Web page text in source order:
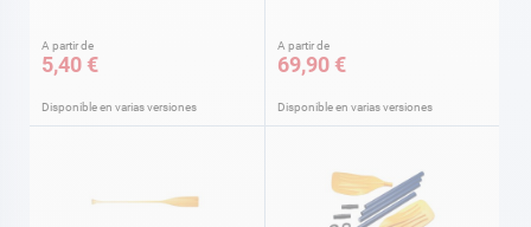
A partir de
5,40 €
Disponible en varias versiones
A partir de
69,90 €
Disponible en varias versiones